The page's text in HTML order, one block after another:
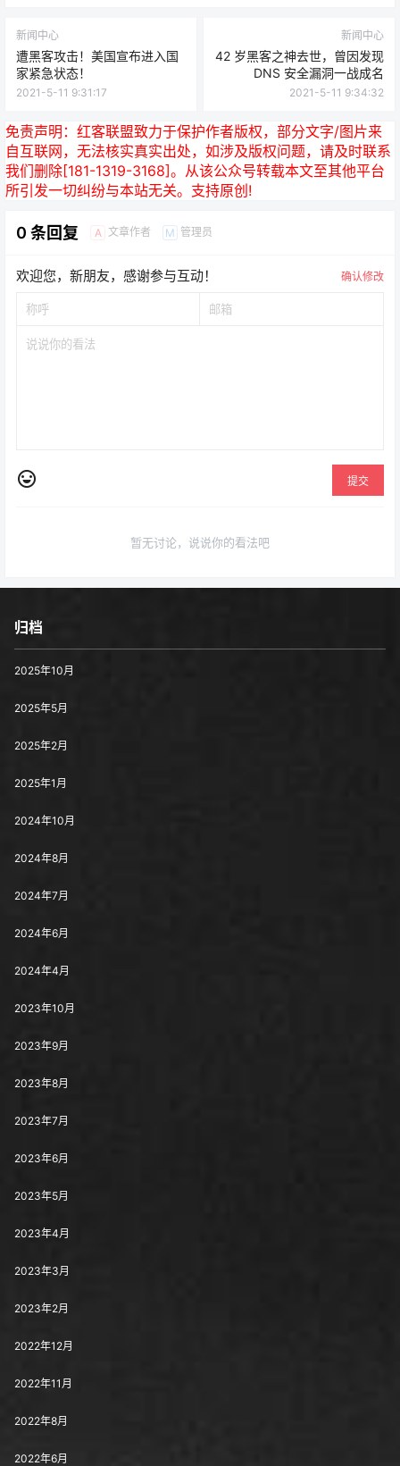
新闻中心
遭黑客攻击！美国宣布进入国
家紧急状态！
2021-5-11 9:31:17
新闻中心
42 岁黑客之神去世，曾因发现
DNS 安全漏洞一战成名
2021-5-11 9:34:32
免责声明： 红客联盟致力于保护作者版权，部分文字/图片来
自互联网，无法核实真实出处，如涉及版权问题，请及时联系
我们删除[181-1319-3168]。从该公众号转载本文至其他平台
所引发一切纠纷与本站无关。支持原创!
0 条回复 A 文章作者 M 管理员
欢迎您，新朋友，感谢参与互动！ 确认修改
提交
暂无讨论，说说你的看法吧
归档
2025年10月
2025年5月
2025年2月
2025年1月
2024年10月
2024年8月
2024年7月
2024年6月
2024年4月
2023年10月
2023年9月
2023年8月
2023年7月
2023年6月
2023年5月
2023年4月
2023年3月
2023年2月
2022年12月
2022年11月
2022年8月
2022年6月